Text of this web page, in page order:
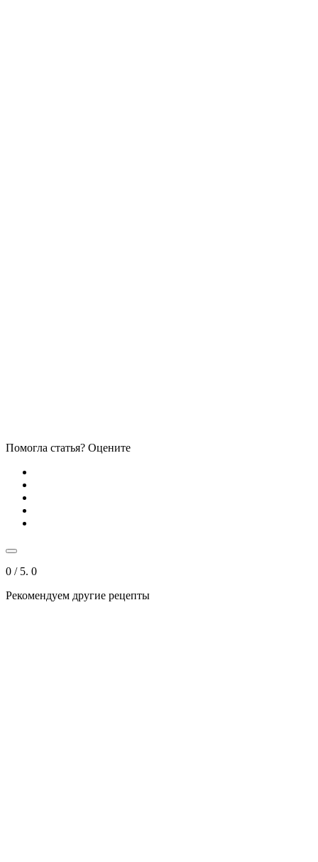
Помогла статья? Оцените
0 / 5. 0
Рекомендуем другие рецепты